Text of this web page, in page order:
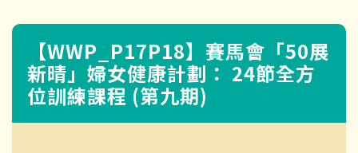
【WWP_P17P18】賽馬會「50展
新晴」婦女健康計劃： 24節全方
位訓練課程 (第九期)